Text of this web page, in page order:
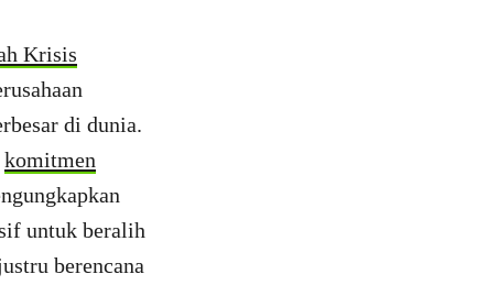
Krisis
di dunia.
komitmen
untuk beralih
berencana